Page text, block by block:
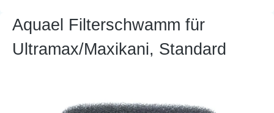
Aquael Filterschwamm für
Ultramax/Maxikani, Standard
Bildergalerie überspringen